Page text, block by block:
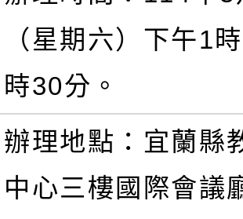
（星期六）下午1
時30分。
辦理地點：宜蘭縣
中心三樓國際會議